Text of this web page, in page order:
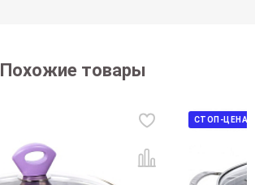
Похожие товары
СТОП-ЦЕНА